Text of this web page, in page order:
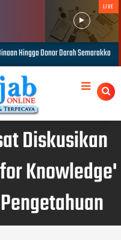
LIVE
IV Regional IV AUG 10, 2026
Diskusikan
Knowledge'